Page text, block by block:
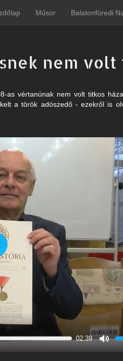
Műsor Balatonfüredi
nem volt
as vértanúnak nem volt titkos
a török adószedő - ezekről is
02:39